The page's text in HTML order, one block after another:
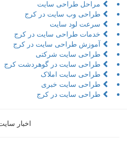
مراحل طراحی سایت
طراحی وب سایت در کرج
سرعت لود سایت
خدمات طراحی سایت در کرج
آموزش طراحی سایت در کرج
طراحی سایت شرکتی
طراحی سایت در گوهردشت کرج
طراحی سایت املاک
طراحی سایت خبری
طراحی سایت در کرج
اخبار سایت